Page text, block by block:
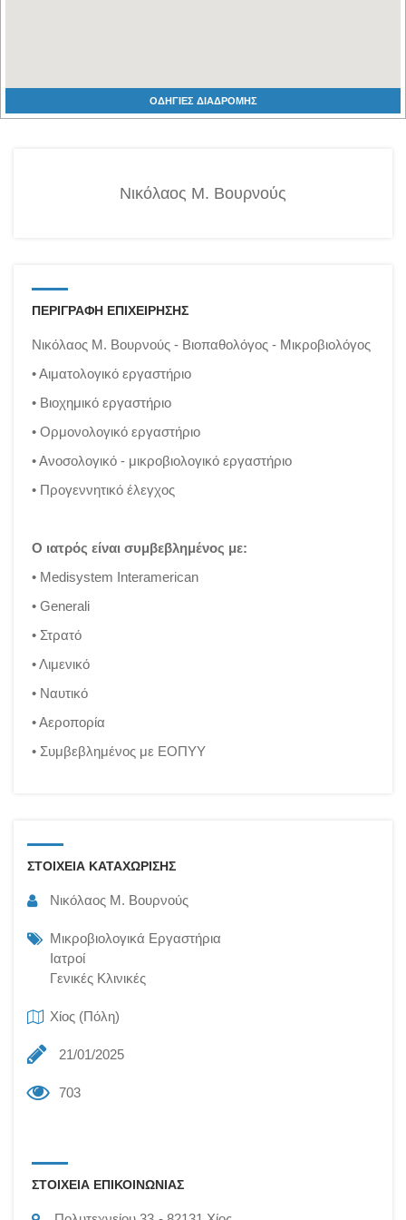
ΟΔΗΓΙΕΣ ΔΙΑΔΡΟΜΗΣ
Νικόλαος Μ. Βουρνούς
ΠΕΡΙΓΡΑΦΗ ΕΠΙΧΕΙΡΗΣΗΣ
Νικόλαος Μ. Βουρνούς - Βιοπαθολόγος - Μικροβιολόγος
• Αιματολογικό εργαστήριο
• Βιοχημικό εργαστήριο
• Ορμονολογικό εργαστήριο
• Ανοσολογικό - μικροβιολογικό εργαστήριο
• Προγεννητικό έλεγχος
Ο ιατρός είναι συμβεβλημένος με:
• Medisystem Interamerican
• Generali
• Στρατό
• Λιμενικό
• Ναυτικό
• Αεροπορία
• Συμβεβλημένος με ΕΟΠΥΥ
ΣΤΟΙΧΕΙΑ ΚΑΤΑΧΩΡΙΣΗΣ
Νικόλαος Μ. Βουρνούς
Μικροβιολογικά Εργαστήρια
Ιατροί
Γενικές Κλινικές
Χίος (Πόλη)
21/01/2025
703
ΣΤΟΙΧΕΙΑ ΕΠΙΚΟΙΝΩΝΙΑΣ